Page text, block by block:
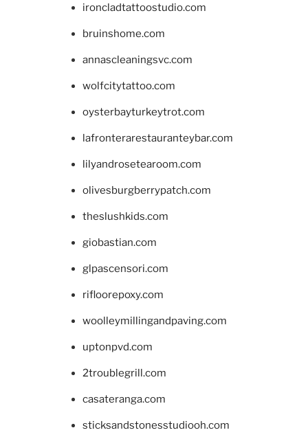
ironcladtattoostudio.com
bruinshome.com
annascleaningsvc.com
wolfcitytattoo.com
oysterbayturkeytrot.com
lafronterarestauranteybar.com
lilyandrosetearoom.com
olivesburgberrypatch.com
theslushkids.com
giobastian.com
glpascensori.com
rifloorepoxy.com
woolleymillingandpaving.com
uptonpvd.com
2troublegrill.com
casateranga.com
sticksandstonesstudiooh.com